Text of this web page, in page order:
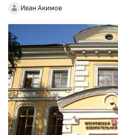
Иван Акимов